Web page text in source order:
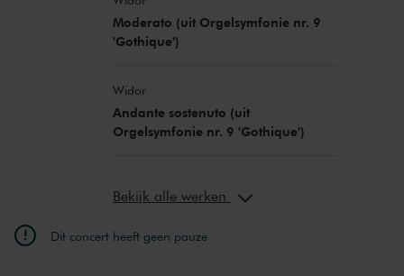
Moderato (uit Orgelsymfonie nr. 9
'Gothique')
Widor
Andante sostenuto (uit
Orgelsymfonie nr. 9 'Gothique')
Bekijk alle werken
Dit concert heeft geen pauze